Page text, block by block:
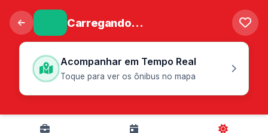
Carregando...
Acompanhar em Tempo Real
Toque para ver os ônibus no mapa